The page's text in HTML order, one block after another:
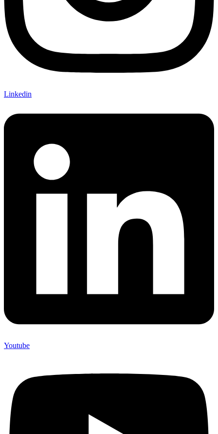
Linkedin
Youtube